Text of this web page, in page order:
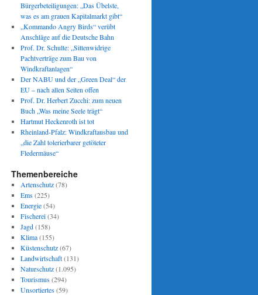
Bürgerbeteiligungen: „Das Übelste,
was es am grauen Kapitalmarkt gibt“
„Kommando Angry Birds“ verübt
Anschläge auf die Deutsche Bahn
Prof. Dr. Schulte: „Sittenwidrige
Pachtverträge zum Bau von
Windkraftanlagen“
Der NABU und der „Green Deal“ der
EU – nach allen Seiten offen
Prof. Dr. Herbert Zucchi: zum neuen
Buch „Was meine Seele trägt“
Hartmut Heckenroth ist tot
Rheinland-Pfalz: Windkraftausbau und
„die Zahl tolerierbarer getöteter
Fledermäuse“
Themenbereiche
Artenschutz(78)
Ems(225)
Energie(54)
Fischerei(34)
Jagd(158)
Klima(155)
Küstenschutz(67)
Landwirtschaft(131)
Naturschutz(1.095)
Tourismus(294)
Unsortiertes(59)